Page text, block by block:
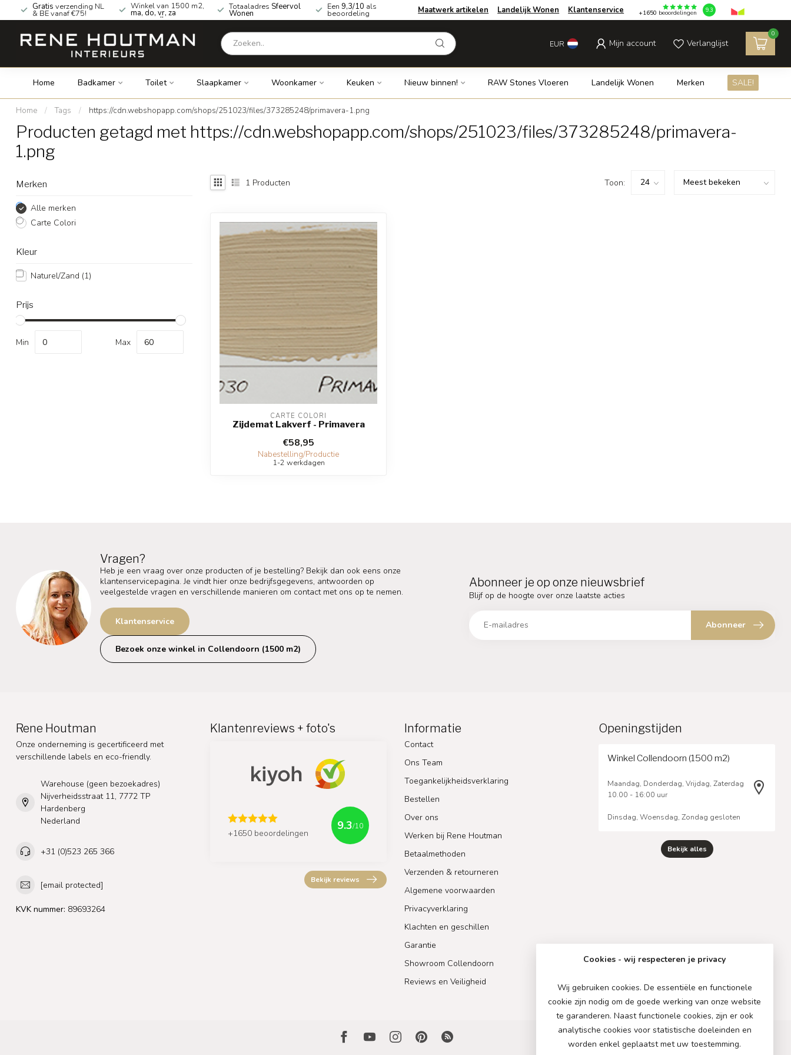
Gratis verzending NL
& BE vanaf €75!
Winkel van 1500 m2,
ma, do, vr, za
geopend!
Totaaladres Sfeervol
Wonen
Een 9,3/10 als
beoordeling Maatwerk artikelen Landelijk Wonen Klantenservice +1650 beoordelingen 9.3
EUR Mijn account Verlanglijst
0
Home Badkamer Toilet Slaapkamer Woonkamer Keuken Nieuw binnen! RAW Stones Vloeren Landelijk Wonen Merken SALE!
Home / Tags / https://cdn.webshopapp.com/shops/251023/files/373285248/primavera-1.png
Producten getagd met https://cdn.webshopapp.com/shops/251023/files/373285248/primavera-
1.png
Merken
Alle merken
Carte Colori
Kleur
Naturel/Zand (1)
Prijs
Min Max
1 Producten Toon:
CARTE COLORI
Zijdemat Lakverf - Primavera
€58,95
Nabestelling/Productie
1-2 werkdagen
Vragen?
Heb je een vraag over onze producten of je bestelling? Bekijk dan ook eens onze
klantenservicepagina. Je vindt hier onze bedrijfsgegevens, antwoorden op
veelgestelde vragen en verschillende manieren om contact met ons op te nemen.
Klantenservice
Bezoek onze winkel in Collendoorn (1500 m2)
Abonneer je op onze nieuwsbrief
Blijf op de hoogte over onze laatste acties
Abonneer
Rene Houtman
Onze onderneming is gecertificeerd met
verschillende labels en eco-friendly.
Warehouse (geen bezoekadres)
Nijverheidsstraat 11, 7772 TP
Hardenberg
Nederland
+31 (0)523 265 366
[email protected]
KVK nummer: 89693264
Klantenreviews + foto's
+1650 beoordelingen
9.3/10
Bekijk reviews
Informatie
Contact
Ons Team
Toegankelijkheidsverklaring
Bestellen
Over ons
Werken bij Rene Houtman
Betaalmethoden
Verzenden & retourneren
Algemene voorwaarden
Privacyverklaring
Klachten en geschillen
Garantie
Showroom Collendoorn
Reviews en Veiligheid
Openingstijden
Winkel Collendoorn (1500 m2)
Maandag, Donderdag, Vrijdag, Zaterdag
10.00 - 16:00 uur
Dinsdag, Woensdag, Zondag gesloten
Bekijk alles
Cookies - wij respecteren je privacy
Wij gebruiken cookies. De essentiële en functionele
cookie zijn nodig om de goede werking van onze website
te garanderen. Naast functionele cookies, zijn er ook
analytische cookies voor statistische doeleinden en
worden enkel geplaatst met uw toestemming.